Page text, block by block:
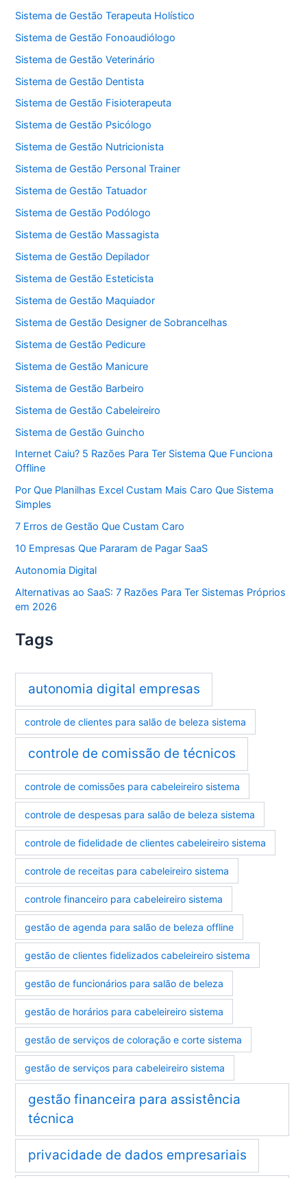
Sistema de Gestão Terapeuta Holístico
Sistema de Gestão Fonoaudiólogo
Sistema de Gestão Veterinário
Sistema de Gestão Dentista
Sistema de Gestão Fisioterapeuta
Sistema de Gestão Psicólogo
Sistema de Gestão Nutricionista
Sistema de Gestão Personal Trainer
Sistema de Gestão Tatuador
Sistema de Gestão Podólogo
Sistema de Gestão Massagista
Sistema de Gestão Depilador
Sistema de Gestão Esteticista
Sistema de Gestão Maquiador
Sistema de Gestão Designer de Sobrancelhas
Sistema de Gestão Pedicure
Sistema de Gestão Manicure
Sistema de Gestão Barbeiro
Sistema de Gestão Cabeleireiro
Sistema de Gestão Guincho
Internet Caiu? 5 Razões Para Ter Sistema Que Funciona
Offline
Por Que Planilhas Excel Custam Mais Caro Que Sistema
Simples
7 Erros de Gestão Que Custam Caro
10 Empresas Que Pararam de Pagar SaaS
Autonomia Digital
Alternativas ao SaaS: 7 Razões Para Ter Sistemas Próprios
em 2026
Tags
autonomia digital empresas
controle de clientes para salão de beleza sistema
controle de comissão de técnicos
controle de comissões para cabeleireiro sistema
controle de despesas para salão de beleza sistema
controle de fidelidade de clientes cabeleireiro sistema
controle de receitas para cabeleireiro sistema
controle financeiro para cabeleireiro sistema
gestão de agenda para salão de beleza offline
gestão de clientes fidelizados cabeleireiro sistema
gestão de funcionários para salão de beleza
gestão de horários para cabeleireiro sistema
gestão de serviços de coloração e corte sistema
gestão de serviços para cabeleireiro sistema
gestão financeira para assistência
técnica
privacidade de dados empresariais